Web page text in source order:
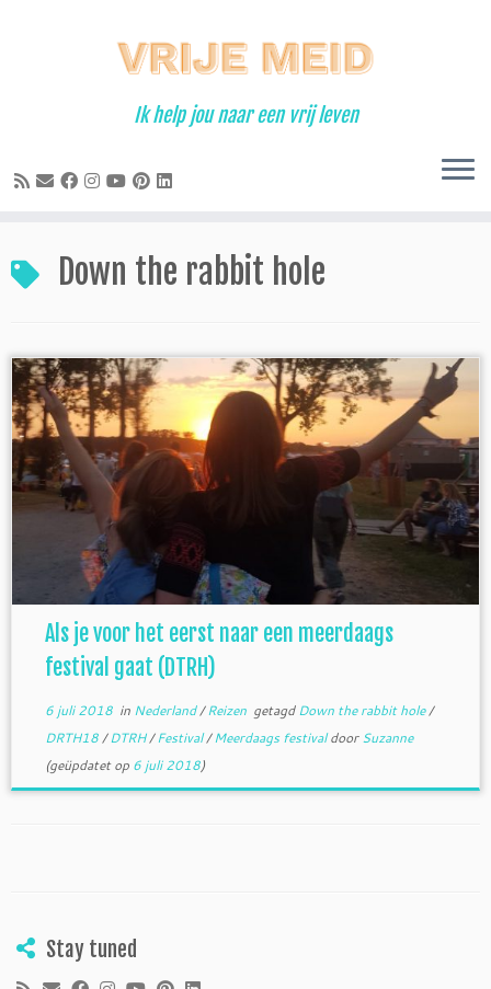
Ik help jou naar een vrij leven
Down the rabbit hole
Als je voor het eerst naar een meerdaags
festival gaat (DTRH)
6 juli 2018in Nederland/Reizen getagdDown the rabbit hole/
DRTH18/DTRH/Festival/Meerdaags festivaldoorSuzanne
(geüpdatet op 6 juli 2018)
Stay tuned